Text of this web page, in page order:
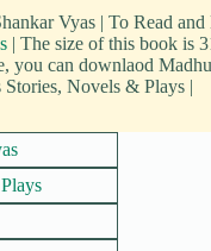
Vyas | To Read
| The size of this book is
you can downlaod
Novels & Plays |